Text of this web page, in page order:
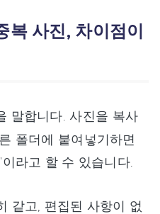
복 사진, 차이점이
말합니다. 사진을 복사
폴더에 붙여넣기하면
라고 할 수 있습니다.
같고, 편집된 사항이 없